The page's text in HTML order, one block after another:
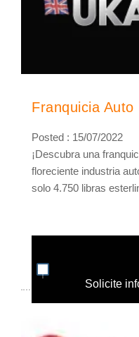
Franquicia
Posted : 15/07/2022
¡Descubra una
floreciente industria
solo 4.750 libras
Solicite